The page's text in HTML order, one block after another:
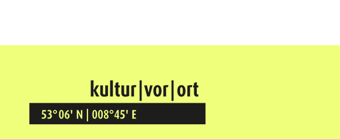
Kultur Vor Ort
BREMEN GRÖPELINGEN